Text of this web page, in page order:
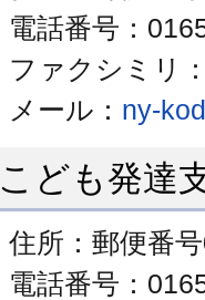
電話番号：
ファクシミリ
メール： ny-
こども発達
住所：郵便番
電話番号：